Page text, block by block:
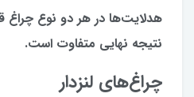
هدلایت‌ها در هر دو نوع چراغ
نتیجه نهایی متفاوت است.
چراغ‌های لنزدار